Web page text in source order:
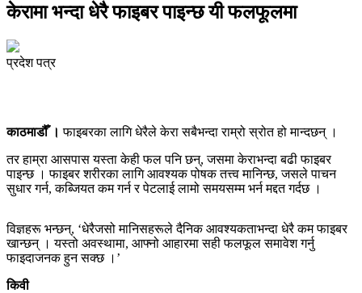
केरामा भन्दा धेरै फाइबर पाइन्छ यी फलफूलमा
प्रदेश पत्र
काठमाडौँ । फाइबरका लागि धेरैले केरा सबैभन्दा राम्रो स्रोत हो मान्दछन् ।
तर हाम्रा आसपास यस्ता केही फल पनि छन्, जसमा केराभन्दा बढी फाइबर
पाइन्छ । फाइबर शरीरका लागि आवश्यक पोषक तत्त्व मानिन्छ, जसले पाचन
सुधार गर्न, कब्जियत कम गर्न र पेटलाई लामो समयसम्म भर्न मद्दत गर्दछ ।
विज्ञहरू भन्छन्, ‘धेरैजसो मानिसहरूले दैनिक आवश्यकताभन्दा धेरै कम फाइबर
खान्छन् । यस्तो अवस्थामा, आफ्नो आहारमा सही फलफूल समावेश गर्नु
फाइदाजनक हुन सक्छ ।’
किवी